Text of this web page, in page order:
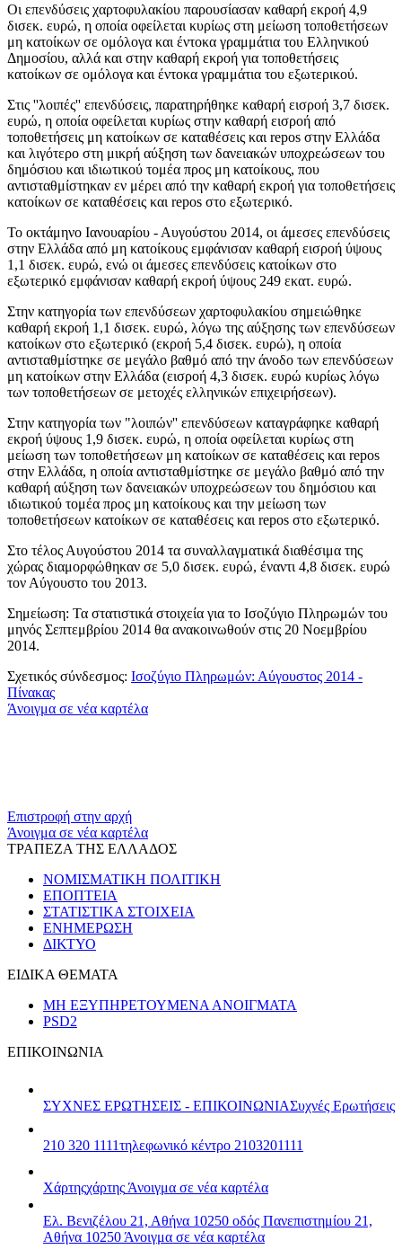
Οι επενδύσεις χαρτοφυλακίου παρουσίασαν καθαρή εκροή 4,9
δισεκ. ευρώ, η οποία οφείλεται κυρίως στη μείωση τοποθετήσεων
μη κατοίκων σε ομόλογα και έντοκα γραμμάτια του Ελληνικού
Δημοσίου, αλλά και στην καθαρή εκροή για τοποθετήσεις
κατοίκων σε ομόλογα και έντοκα γραμμάτια του εξωτερικού.
Στις ''λοιπές'' επενδύσεις, παρατηρήθηκε καθαρή εισροή 3,7 δισεκ.
ευρώ, η οποία οφείλεται κυρίως στην καθαρή εισροή από
τοποθετήσεις μη κατοίκων σε καταθέσεις και repos στην Ελλάδα
και λιγότερο στη μικρή αύξηση των δανειακών υποχρεώσεων του
δημόσιου και ιδιωτικού τομέα προς μη κατοίκους, που
αντισταθμίστηκαν εν μέρει από την καθαρή εκροή για τοποθετήσεις
κατοίκων σε καταθέσεις και repos στο εξωτερικό.
Το οκτάμηνο Ιανουαρίου - Αυγούστου 2014, οι άμεσες επενδύσεις
στην Ελλάδα από μη κατοίκους εμφάνισαν καθαρή εισροή ύψους
1,1 δισεκ. ευρώ, ενώ οι άμεσες επενδύσεις κατοίκων στο
εξωτερικό εμφάνισαν καθαρή εκροή ύψους 249 εκατ. ευρώ.
Στην κατηγορία των επενδύσεων χαρτοφυλακίου σημειώθηκε
καθαρή εκροή 1,1 δισεκ. ευρώ, λόγω της αύξησης των επενδύσεων
κατοίκων στο εξωτερικό (εκροή 5,4 δισεκ. ευρώ), η οποία
αντισταθμίστηκε σε μεγάλο βαθμό από την άνοδο των επενδύσεων
μη κατοίκων στην Ελλάδα (εισροή 4,3 δισεκ. ευρώ κυρίως λόγω
των τοποθετήσεων σε μετοχές ελληνικών επιχειρήσεων).
Στην κατηγορία των "λοιπών'' επενδύσεων καταγράφηκε καθαρή
εκροή ύψους 1,9 δισεκ. ευρώ, η οποία οφείλεται κυρίως στη
μείωση των τοποθετήσεων μη κατοίκων σε καταθέσεις και repos
στην Ελλάδα, η οποία αντισταθμίστηκε σε μεγάλο βαθμό από την
καθαρή αύξηση των δανειακών υποχρεώσεων του δημόσιου και
ιδιωτικού τομέα προς μη κατοίκους και την μείωση των
τοποθετήσεων κατοίκων σε καταθέσεις και repos στο εξωτερικό.
Στο τέλος Αυγούστου 2014 τα συναλλαγματικά διαθέσιμα της
χώρας διαμορφώθηκαν σε 5,0 δισεκ. ευρώ, έναντι 4,8 δισεκ. ευρώ
τον Αύγουστο του 2013.
Σημείωση: Τα στατιστικά στοιχεία για το Ισοζύγιο Πληρωμών του
μηνός Σεπτεμβρίου 2014 θα ανακοινωθούν στις 20 Νοεμβρίου
2014.
Σχετικός σύνδεσμος: Ισοζύγιο Πληρωμών: Αύγουστος 2014 -
Πίνακας
Άνοιγμα σε νέα καρτέλα
Επιστροφή στην αρχή
Άνοιγμα σε νέα καρτέλα
ΤΡΑΠΕΖΑ ΤΗΣ ΕΛΛΑΔΟΣ
ΝΟΜΙΣΜΑΤΙΚΗ ΠΟΛΙΤΙΚΗ
ΕΠΟΠΤΕΙΑ
ΣΤΑΤΙΣΤΙΚΑ ΣΤΟΙΧΕΙΑ
ΕΝΗΜΕΡΩΣΗ
ΔΙΚΤΥΟ
ΕΙΔΙΚΑ ΘΕΜΑΤΑ
ΜΗ ΕΞΥΠΗΡΕΤΟΥΜΕΝΑ ΑΝΟΙΓΜΑΤΑ
PSD2
ΕΠΙΚΟΙΝΩΝΙΑ
ΣΥΧΝΕΣ ΕΡΩΤΗΣΕΙΣ - ΕΠΙΚΟΙΝΩΝΙΑΣυχνές Ερωτήσεις
210 320 1111τηλεφωνικό κέντρο 2103201111
Χάρτηςχάρτης Άνοιγμα σε νέα καρτέλα
Ελ. Βενιζέλου 21, Αθήνα 10250 οδός Πανεπιστημίου 21,
Αθήνα 10250 Άνοιγμα σε νέα καρτέλα